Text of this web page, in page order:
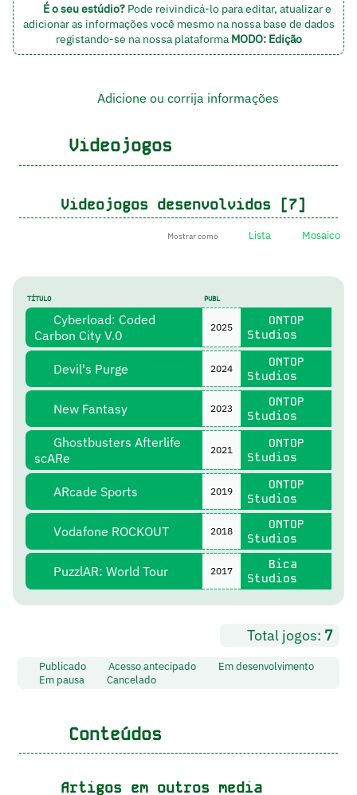
É o seu estúdio?Pode reivindicá-lo para editar, atualizar e
adicionar as informações você mesmo na nossa base de dados
registando-se na nossa plataforma MODO: Edição
Adicione ou corrija informações
Videojogos
Videojogos desenvolvidos [7]
Mostrar como Lista Mosaico
TÍTULO PUBL
Cyberload: Coded
Carbon City V.0
2025
ONTOP
Studios
Devil's Purge 2024
ONTOP
Studios
New Fantasy 2023
ONTOP
Studios
Ghostbusters Afterlife
scARe
2021
ONTOP
Studios
ARcade Sports 2019
ONTOP
Studios
Vodafone ROCKOUT 2018
ONTOP
Studios
PuzzlAR: World Tour 2017
Bica
Studios
Total jogos: 7
Publicado Acesso antecipado
Em desenvolvimento
Em pausa
Cancelado
Conteúdos
Artigos em outros media